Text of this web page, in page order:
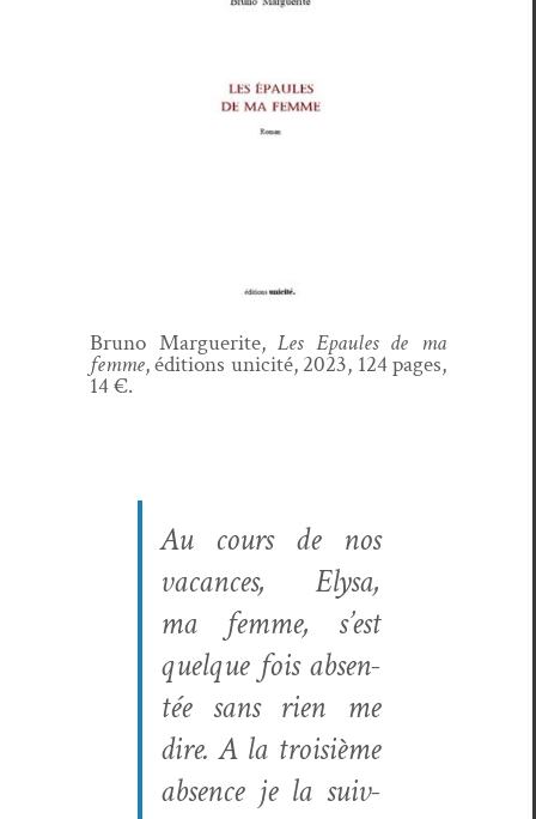
Bruno Mar­guerite,Les Epaules de ma
femme, édi­tions unic­ité, 2023, 124 pages,
14 €.
Au cours de nos
vacances, Elysa,
ma femme, s’est
quelque fois absen­
tée sans rien me
dire. A la troisième
absence je la suiv­